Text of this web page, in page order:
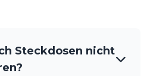
Steckdosen nicht